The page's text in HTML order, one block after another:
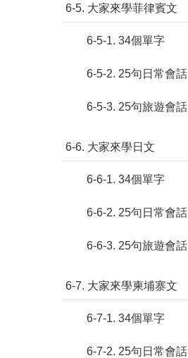
6-5. 大家來學菲律賓文
6-5-1. 34個單字
6-5-2. 25句日常會話
6-5-3. 25句旅遊會話
6-6. 大家來學日文
6-6-1. 34個單字
6-6-2. 25句日常會話
6-6-3. 25句旅遊會話
6-7. 大家來學柬埔寨文
6-7-1. 34個單字
6-7-2. 25句日常會話